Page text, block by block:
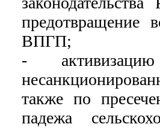
предотвращение
ВПГП;
-
также по
падежа